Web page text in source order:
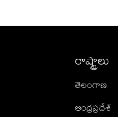
రాష్ట్రాలు
తెలంగాణ
ఆంధ్రప్రదేశ్